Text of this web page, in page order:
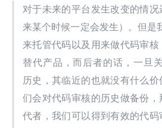
对于未来的平台发生改变的情
来某个时候一定会发生）。但是
来托管代码以及用来做代码审核
替代产品，而后者的话，一旦
历史，其临近的也就没有什么
们会对代码审核的历史做备份
代者，我们可以得到有效的代码